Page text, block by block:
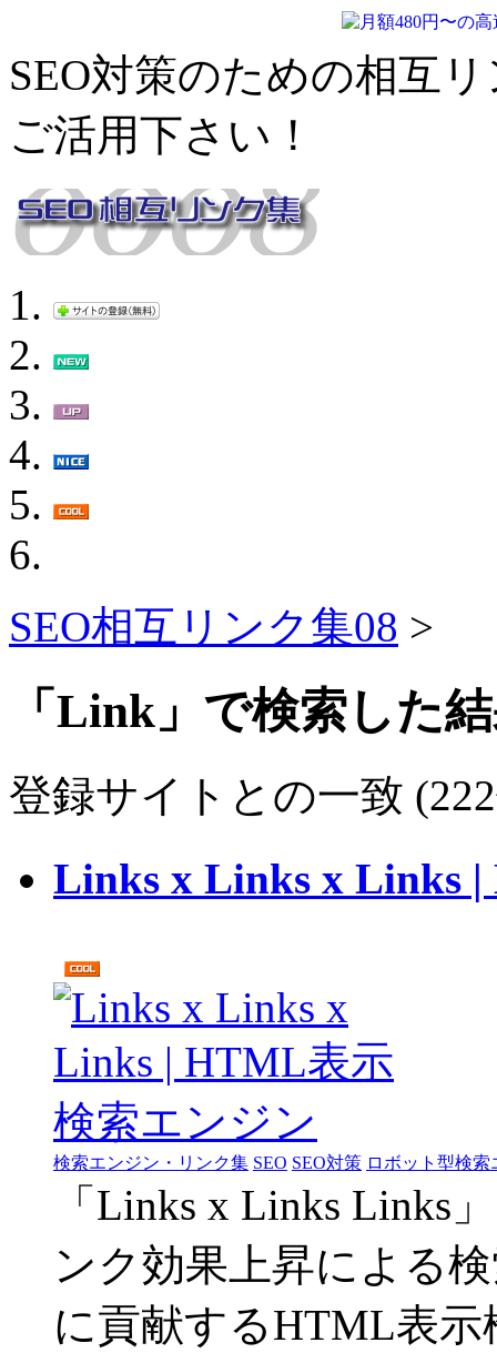
SEO対策のための相互
ご活用下さい！
SEO相互リンク集08 >
「Link」で検索した
登録サイトとの一致
Links x Links x Links
検索エンジン・リンク集 SEO SEO対策 ロボット型検索
「Links x Links Links
ンク効果上昇による
に貢献するHTML表